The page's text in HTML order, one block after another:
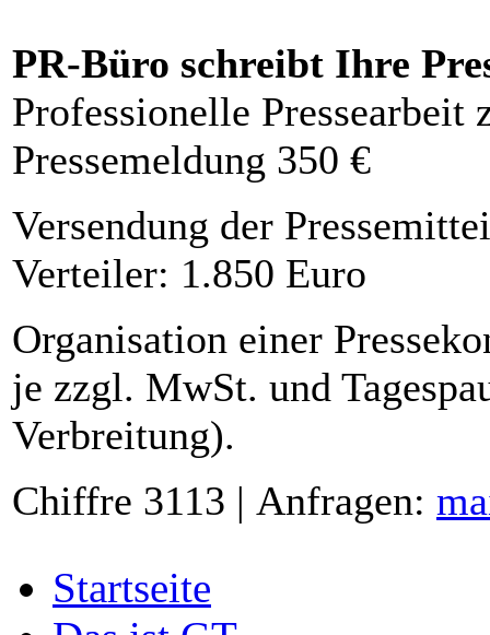
PR-Büro schreibt Ihre
Professionelle Pressearbeit
Pressemeldung 350 €
Versendung der
Verteiler: 1.850 Euro
Organisation einer
je zzgl. MwSt. und
Verbreitung).
Chiffre 3113 | Anfragen:
Startseite